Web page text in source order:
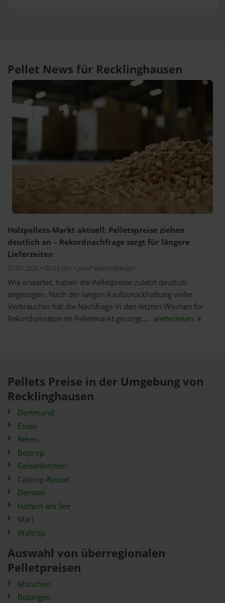
Pellet News für Recklinghausen
Holzpellets-Markt aktuell: Pelletspreise ziehen
deutlich an – Rekordnachfrage sorgt für längere
Lieferzeiten
27.07.2026 • 09:23 Uhr • Josef Weichslberger
Wie erwartet, haben die Pelletpreise zuletzt deutlich
angezogen. Nach der langen Kaufzurückhaltung vieler
Verbraucher hat die Nachfrage in den letzten Wochen für
Rekordumsätze im Pelletmarkt gesorgt.... weiterlesen
Pellets Preise in der Umgebung von
Recklinghausen
Dortmund
Essen
Reken
Bottrop
Gelsenkirchen
Castrop-Rauxel
Dorsten
Haltern am See
Marl
Waltrop
Auswahl von überregionalen
Pelletpreisen
München
Bobingen